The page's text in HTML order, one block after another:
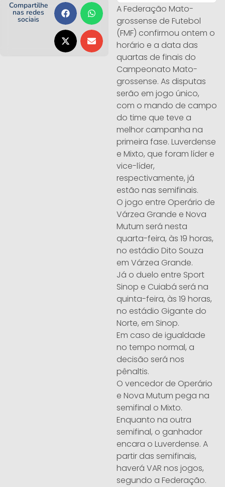
Compartilhe
nas redes
sociais
A Federação Mato-
grossense de Futebol
(FMF) confirmou ontem o
horário e a data das
quartas de finais do
Campeonato Mato-
grossense. As disputas
serão em jogo único,
com o mando de campo
do time que teve a
melhor campanha na
primeira fase. Luverdense
e Mixto, que foram líder e
vice-líder,
respectivamente, já
estão nas semifinais.
O jogo entre Operário de
Várzea Grande e Nova
Mutum será nesta
quarta-feira, às 19 horas,
no estádio Dito Souza
em Várzea Grande.
Já o duelo entre Sport
Sinop e Cuiabá será na
quinta-feira, às 19 horas,
no estádio Gigante do
Norte, em Sinop.
Em caso de igualdade
no tempo normal, a
decisão será nos
pênaltis.
O vencedor de Operário
e Nova Mutum pega na
semifinal o Mixto.
Enquanto na outra
semifinal, o ganhador
encara o Luverdense. A
partir das semifinais,
haverá VAR nos jogos,
segundo a Federação.